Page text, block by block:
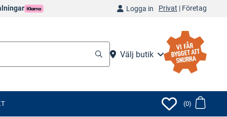
Logga in Privat | Företag
Välj butik
(0)